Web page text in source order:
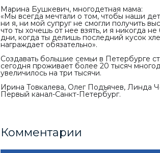
Марина Бушкевич, многодетная мама:
«Мы всегда мечтали о том, чтобы наши
ни я, ни мой супруг не смогли получить
что ты хочешь от нее взять, и я никогда
дни, когда ты делишь последний кусок
награждает обязательно».
Создавать большие семьи в Петербурге
сегодня проживает более 20 тысяч
увеличилось на три тысячи.
Ирина Товкалева, Олег Подъячев, Линда
Первый канал-Санкт-Петербург.
Комментарии